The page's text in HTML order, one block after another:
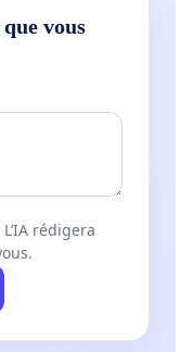
vous
rédigera